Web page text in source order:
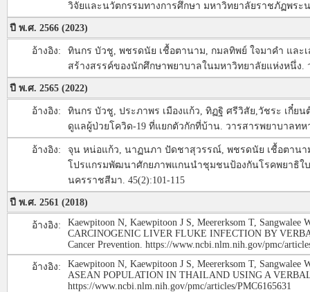
วิจัยและนวัตกรรมทางการศึกษา มหาวิทยาลัยราชภัฏพระน
ปี พ.ศ. 2566 (2023)
อ้างอิง:
ทินกร บัวชู, พชรดนัย เชื้อตานาม, กมลทิพย์ ใจมาคำ และ
สร้างสรรค์ของนักศึกษาพยาบาลในมหาวิทยาลัยแห่งหนึ่ง.
ปี พ.ศ. 2565 (2022)
อ้างอิง:
ทินกร บัวชู, ประภาพร เมืองแก้ว, ทิฏฐิ ศรีวิสัย,วัชระ เกี๋ย
ดูแลผู้ป่วยโควิด-19 ที่แยกตัวกักที่บ้าน. วารสารพยาบาลทห
อ้างอิง:
จุน หน่อแก้ว, นาฏนภา ปัดชาสุวรรณ์, พชรดนัย เชื้อตาน
โปรแกรมพัฒนาศักยภาพแกนนำชุมชนป้องกันโรคพยาธิ
นครราชสีมา. 45(2):101-115
ปี พ.ศ. 2561 (2018)
อ้างอิง:
Kaewpitoon N, Kaewpitoon J S, Meererksom T,
CARCINOGENIC LIVER FLUKE INFECTION BY
Cancer Prevention. https://www.ncbi.nlm.nih.gov/pmc/
อ้างอิง:
Kaewpitoon N, Kaewpitoon J S, Meererksom T,
ASEAN POPULATION IN THAILAND USING A
https://www.ncbi.nlm.nih.gov/pmc/articles/PMC6165631